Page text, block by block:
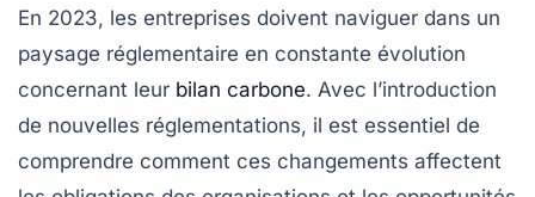
En 2023, les entreprises doivent naviguer dans un
paysage réglementaire en constante évolution
concernant leur bilan carbone. Avec l’introduction
de nouvelles réglementations, il est essentiel de
comprendre comment ces changements affectent